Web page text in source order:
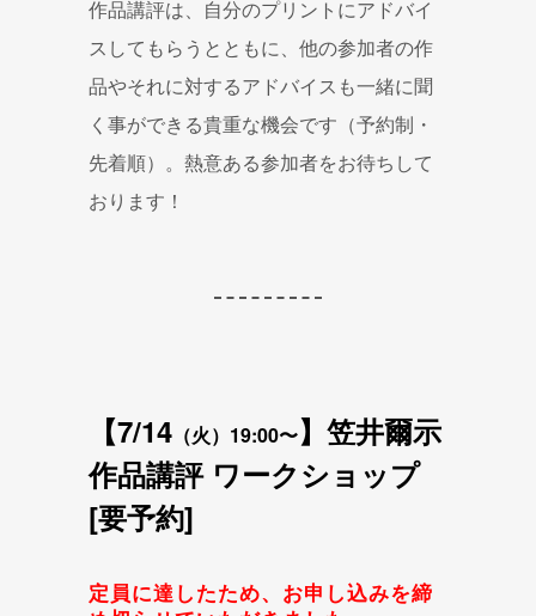
作品講評は、自分のプリントにアドバイ
スしてもらうとともに、他の参加者の作
品やそれに対するアドバイスも一緒に聞
く事ができる貴重な機会です（予約制・
先着順）。熱意ある参加者をお待ちして
おります！
【7/14 （火）19:00〜】笠井爾示
作品講評 ワークショップ
[要予約]
定員に達したため、お申し込みを締